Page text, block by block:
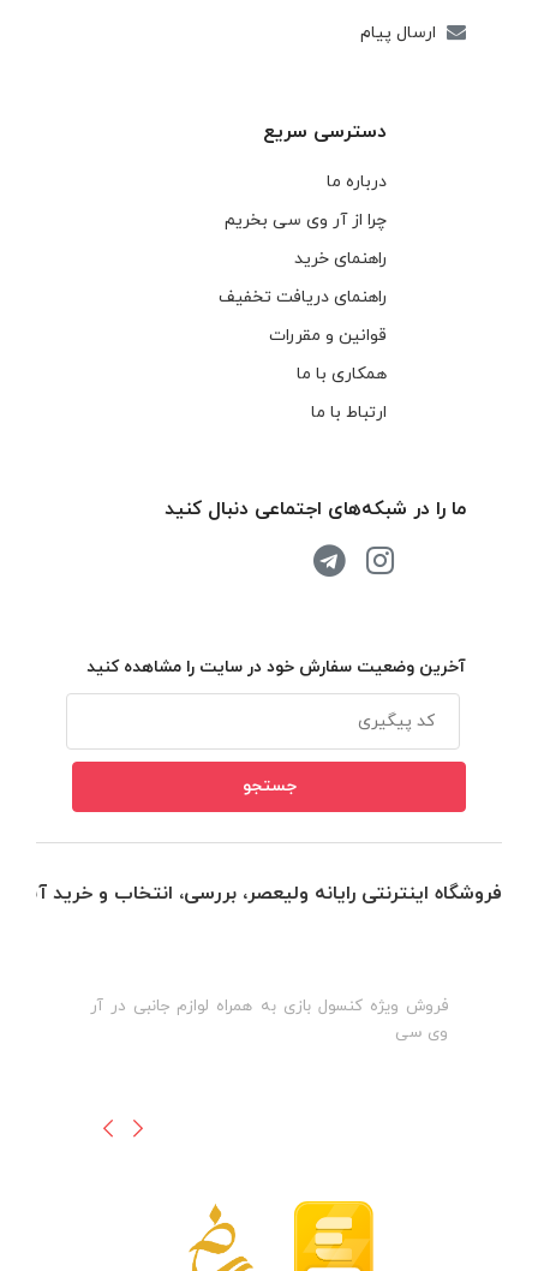
ارسال پیام
دسترسی سریع
درباره ما
چرا از آر وی سی بخریم
راهنمای خرید
راهنمای دریافت تخفیف
قوانین و مقررات
همکاری با ما
ارتباط با ما
ما را در شبکه‌های اجتماعی دنبال کنید
آخرین وضعیت سفارش خود در سایت را مشاهده کنید
فروشگاه اینترنتی رایانه ولیعصر، بررسی، انتخاب و خرید
فروش ویژه کنسول بازی به همراه لوازم جانبی در آر
وی سی